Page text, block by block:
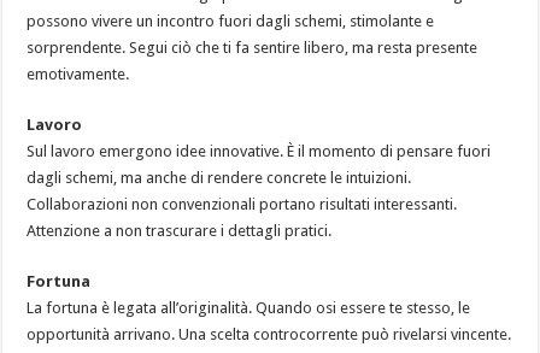
possono vivere un incontro fuori dagli schemi, stimolante e
sorprendente. Segui ciò che ti fa sentire libero, ma resta presente
emotivamente.
Lavoro
Sul lavoro emergono idee innovative. È il momento di pensare fuori
dagli schemi, ma anche di rendere concrete le intuizioni.
Collaborazioni non convenzionali portano risultati interessanti.
Attenzione a non trascurare i dettagli pratici.
Fortuna
La fortuna è legata all’originalità. Quando osi essere te stesso, le
opportunità arrivano. Una scelta controcorrente può rivelarsi vincente.